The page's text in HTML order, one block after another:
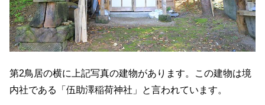
第2鳥居の横に上記写真の建物があります。この建物は境
内社である「伍助澤稲荷神社」と言われています。